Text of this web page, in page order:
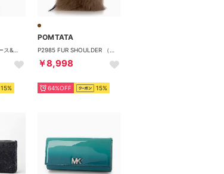
15%
POMTATA
￥8,998
64%OFF 15%